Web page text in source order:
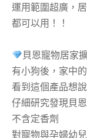
運用範圍超廣，
都可以用！！
貝恩寵物居家
有小狗後，家中
看到這個產品想
仔細研究發現貝
不含定香劑
對寵物與孕婦幼